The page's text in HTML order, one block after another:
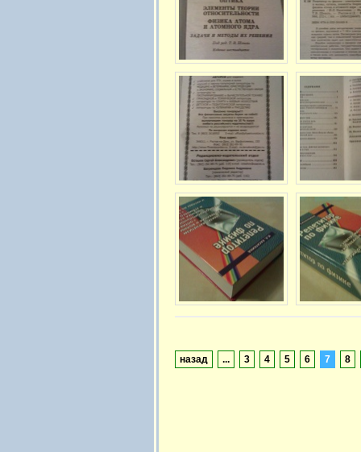
назад ... 3 4 5 6 7 8